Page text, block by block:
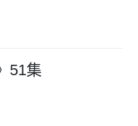
51集